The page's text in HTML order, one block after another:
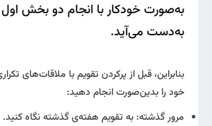
به‌صورت خودکار با انجام دو بخش اول
به‌دست می‌آید.
بنابراین، قبل از پرکردن تقویم با ملاقات‌های
خود را بدین‌صورت انجام دهید:
مرور گذشته: به تقویم هفته‌ی گذشته نگاه